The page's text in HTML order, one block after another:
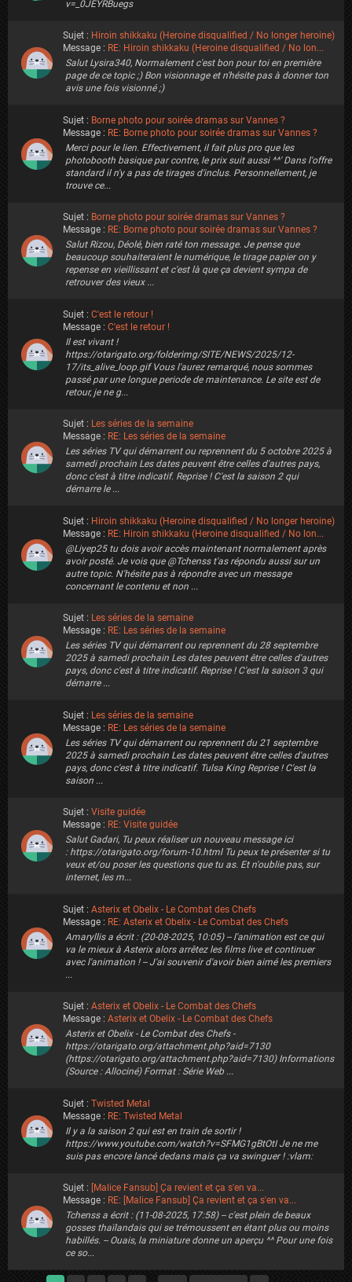
v=_0JEYRBuegs
Sujet : Hiroin shikkaku (Heroine disqualified / No longer heroine)
Message : RE: Hiroin shikkaku (Heroine disqualified / No lon...
Salut Lysira340, Normalement c'est bon pour toi en première
page de ce topic ;) Bon visionnage et n'hésite pas à donner ton
avis une fois visionné ;)
Sujet : Borne photo pour soirée dramas sur Vannes ?
Message : RE: Borne photo pour soirée dramas sur Vannes ?
Merci pour le lien. Effectivement, il fait plus pro que les
photobooth basique par contre, le prix suit aussi ^^' Dans l'offre
standard il n'y a pas de tirages d'inclus. Personnellement, je
trouve ce...
Sujet : Borne photo pour soirée dramas sur Vannes ?
Message : RE: Borne photo pour soirée dramas sur Vannes ?
Salut Rizou, Déolé, bien raté ton message. Je pense que
beaucoup souhaiteraient le numérique, le tirage papier on y
repense en vieillissant et c'est là que ça devient sympa de
retrouver des vieux ...
Sujet : C'est le retour !
Message : C'est le retour !
Il est vivant !
https://otarigato.org/folderimg/SITE/NEWS/2025/12-
17/its_alive_loop.gif Vous l'aurez remarqué, nous sommes
passé par une longue periode de maintenance. Le site est de
retour, je ne g...
Sujet : Les séries de la semaine
Message : RE: Les séries de la semaine
Les séries TV qui démarrent ou reprennent du 5 octobre 2025 à
samedi prochain Les dates peuvent être celles d'autres pays,
donc c'est à titre indicatif. Reprise ! C'est la saison 2 qui
démarre le ...
Sujet : Hiroin shikkaku (Heroine disqualified / No longer heroine)
Message : RE: Hiroin shikkaku (Heroine disqualified / No lon...
@Liyep25 tu dois avoir accès maintenant normalement après
avoir posté. Je vois que @Tchenss t'as répondu aussi sur un
autre topic. N'hésite pas à répondre avec un message
concernant le contenu et non ...
Sujet : Les séries de la semaine
Message : RE: Les séries de la semaine
Les séries TV qui démarrent ou reprennent du 28 septembre
2025 à samedi prochain Les dates peuvent être celles d'autres
pays, donc c'est à titre indicatif. Reprise ! C'est la saison 3 qui
démarre ...
Sujet : Les séries de la semaine
Message : RE: Les séries de la semaine
Les séries TV qui démarrent ou reprennent du 21 septembre
2025 à samedi prochain Les dates peuvent être celles d'autres
pays, donc c'est à titre indicatif. Tulsa King Reprise ! C'est la
saison ...
Sujet : Visite guidée
Message : RE: Visite guidée
Salut Gadari, Tu peux réaliser un nouveau message ici
: https://otarigato.org/forum-10.html Tu peux te présenter si tu
veux et/ou poser les questions que tu as. Et n'oublie pas, sur
internet, les m...
Sujet : Asterix et Obelix - Le Combat des Chefs
Message : RE: Asterix et Obelix - Le Combat des Chefs
Amaryllis a écrit : (20-08-2025, 10:05) -- l'animation est ce qui
va le mieux à Asterix alors arrêtez les films live et continuer
avec l'animation ! -- J'ai souvenir d'avoir bien aimé les premiers
...
Sujet : Asterix et Obelix - Le Combat des Chefs
Message : Asterix et Obelix - Le Combat des Chefs
Asterix et Obelix - Le Combat des Chefs -
https://otarigato.org/attachment.php?aid=7130
(https://otarigato.org/attachment.php?aid=7130) Informations
(Source : Allociné) Format : Série Web ...
Sujet : Twisted Metal
Message : RE: Twisted Metal
Il y a la saison 2 qui est en train de sortir !
https://www.youtube.com/watch?v=SFMG1gBtOtI Je ne me
suis pas encore lancé dedans mais ça va swinguer ! :vlam:
Sujet :
[Malice Fansub] Ça revient et ça s'en va...
Message : RE: [Malice Fansub] Ça revient et ça s'en va...
Tchenss a écrit : (11-08-2025, 17:58) -- c'est plein de beaux
gosses thaïlandais qui se trémoussent en étant plus ou moins
habillés. -- Ouais, la miniature donne un aperçu ^^ Pour une fois
ce so...